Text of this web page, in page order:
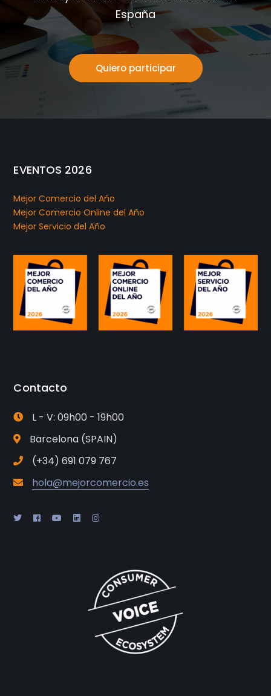
España
Quiero participar
EVENTOS 2026
Mejor Comercio del Año
Mejor Comercio Online del Año
Mejor Servicio del Año
Contacto
L - V: 09h00 - 19h00
Barcelona (SPAIN)
(+34) 691 079 767
hola@mejorcomercio.es